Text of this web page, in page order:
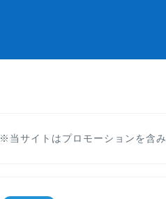
※当サイトはプロモーションを含み